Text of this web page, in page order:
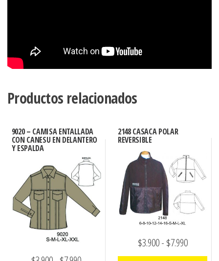
Productos relacionados
9020 – CAMISA ENTALLADA
CON CANESU EN DELANTERO
Y ESPALDA
2148 CASACA POLAR
REVERSIBLE
$3.900- $7.990Rango
de